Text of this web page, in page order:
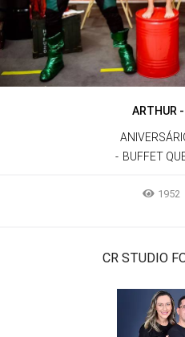
ARTHUR
BUFFET
1952
CR STUDIO